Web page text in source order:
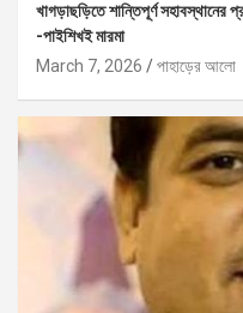
খাগড়াছড়িতে শান্তিপূর্ণ সহাবস্থানের
-পাইশিখই মারমা
March 7, 2026
পাহাড়ের আলো